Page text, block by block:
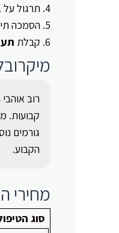
תרגול על
הסמכה
קבלת
רוב
קבועות.
גורמים
הקבוע.
מחירי
סוג